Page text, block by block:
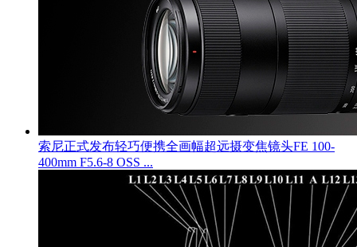
索尼正式发布轻巧便携全画幅超远摄变焦镜头FE 100-
400mm F5.6-8 OSS ...